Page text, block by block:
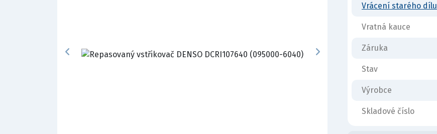
Vrácení starého dílu
Vratná kauce
Záruka
Stav
Výrobce
Skladové číslo